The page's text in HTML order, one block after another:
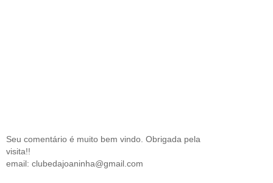
Seu comentário é muito bem vindo. Obrigada pela
visita!!
email: clubedajoaninha@gmail.com